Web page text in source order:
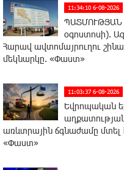
11:34:10 6-08-2026
ՊԱՏՄՈՒԹՅԱՆ
օգոստոսի).
Հարավ ավտոմայրուղու
մեկնարկը. «Փաստ»
11:03:37 6-08-2026
Եվրոպական
առևտրային ճգնաժամը մտել
«Փաստ»